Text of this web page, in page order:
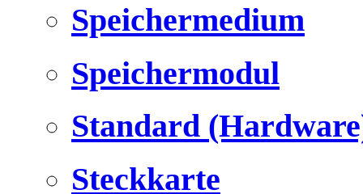
Speichermedium
Speichermodul
Standard
Steckkarte